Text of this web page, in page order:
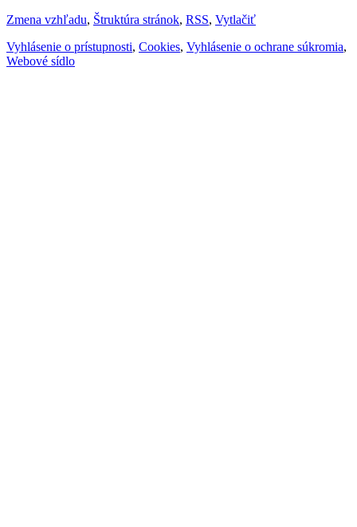
Zmena vzhľadu, Štruktúra stránok, RSS, Vytlačiť
Vyhlásenie o prístupnosti, Cookies, Vyhlásenie o ochrane súkromia,
Webové sídlo